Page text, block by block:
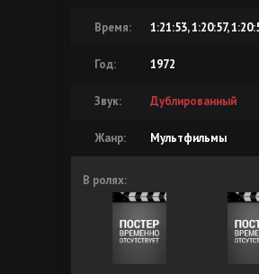
Время: 1:21:53, 1:20:57,
Год: 1972
Звук: Дублированный
Жанр: Мультфильмы
В ролях: